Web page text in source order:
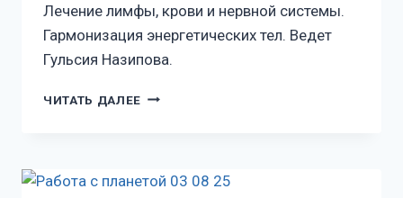
Лечение лимфы, крови и нервной системы.
Гармонизация энергетических тел. Ведет
Гульсия Назипова.
ЧИТАТЬ ДАЛЕЕ